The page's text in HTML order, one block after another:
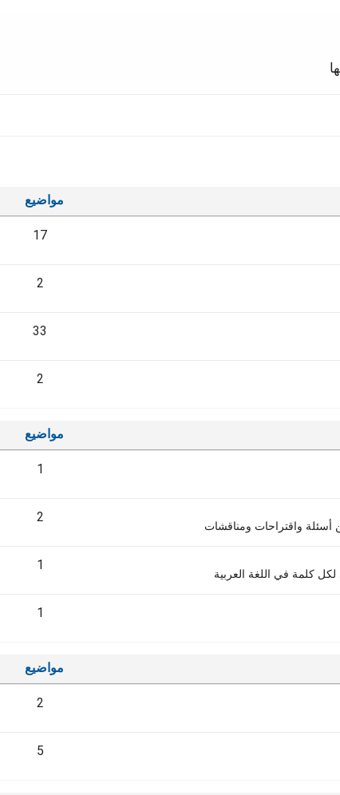
مواضيع
17
2
33
2
مواضيع
1
أسئلة واقتراحات ومناقشات
2
كلمة في اللغة العربية
1
1
مواضيع
2
5